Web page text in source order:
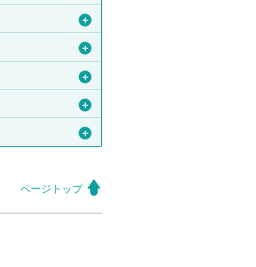
＋
＋
＋
＋
＋
ページトップ